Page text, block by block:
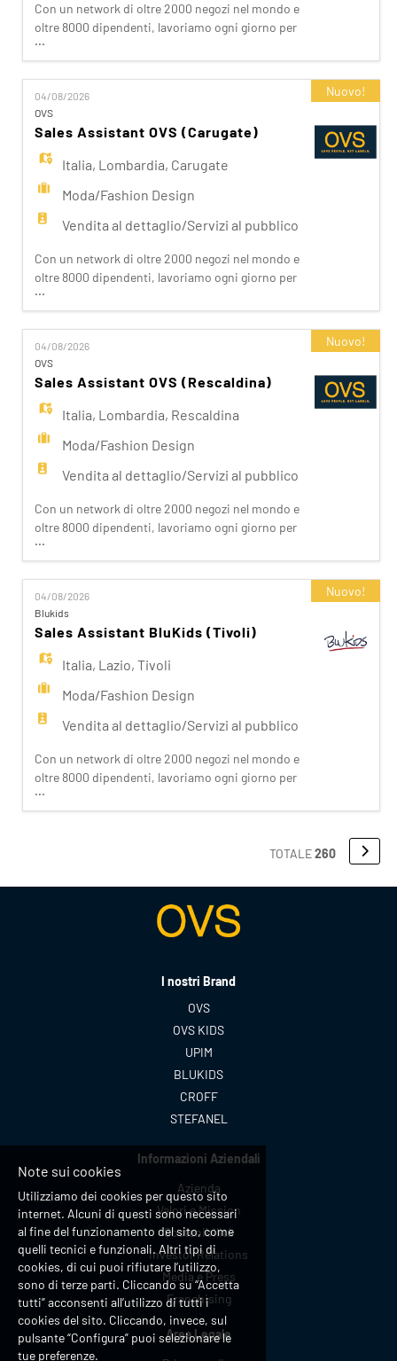
Con un network di oltre 2000 negozi nel mondo e
oltre 8000 dipendenti, lavoriamo ogni giorno per
realizzare la nostra mission di rendere il bello
accessibile a tutti. Facciamo la differenza per i
nostri clienti attraverso i brand del nostro gruppo:
OVS, OVS Kids, UPIM, Blukids, Croff, Les Copains,
Shaka, Goldenpoint, Stefanel. Ogni giorno
prepariam
...
04/08/2026
OVS
Sales Assistant OVS (Carugate)
Italia, Lombardia, Carugate
Moda/Fashion Design
Vendita al dettaglio/Servizi al pubblico
Con un network di oltre 2000 negozi nel mondo e
oltre 8000 dipendenti, lavoriamo ogni giorno per
realizzare la nostra mission di rendere il bello
accessibile a tutti. Facciamo la differenza per i
nostri clienti attraverso i brand del nostro gruppo:
OVS, OVS Kids, UPIM, Blukids, Croff, Les Copains,
Shaka, Goldenpoint, Stefanel. Ogni giorno
prepariam
...
Nuovo!
04/08/2026
OVS
Sales Assistant OVS (Rescaldina)
Italia, Lombardia, Rescaldina
Moda/Fashion Design
Vendita al dettaglio/Servizi al pubblico
Con un network di oltre 2000 negozi nel mondo e
oltre 8000 dipendenti, lavoriamo ogni giorno per
realizzare la nostra mission di rendere il bello
accessibile a tutti. Facciamo la differenza per i
nostri clienti attraverso i brand del nostro gruppo:
OVS, OVS Kids, UPIM, Blukids, Croff, Les Copains,
Shaka, Goldenpoint, Stefanel. Ogni giorno
prepariam
...
Nuovo!
04/08/2026
Blukids
Sales Assistant BluKids (Tivoli)
Italia, Lazio,Tivoli
Moda/Fashion Design
Vendita al dettaglio/Servizi al pubblico
Con un network di oltre 2000 negozi nel mondo e
oltre 8000 dipendenti, lavoriamo ogni giorno per
realizzare la nostra mission di rendere il bello
accessibile a tutti. Facciamo la differenza per i
OVS, OVS Kids, UPIM, Blukids, Croff, Les Copains,
prepariam
...
Nuovo!
TOTALE260
I nostri Brand
OVS
OVS KIDS
UPIM
BLUKIDS
CROFF
STEFANEL
Informazioni Aziendali
Azienda
Valori e Mission
Sostenibilità
Investor Relations
Media e Press
Franchising
Area Legale
Note sui cookies
Utilizziamo dei cookies per questo sito
internet. Alcuni di questi sono necessari
al fine del funzionamento del sito, come
quelli tecnici e funzionali. Altri tipi di
cookies, di cui puoi rifiutare l’utilizzo,
sono di terze parti. Cliccando su “Accetta
tutti” acconsenti all’utilizzo di tutti i
cookies del sito. Cliccando, invece, sul
pulsante “Configura” puoi selezionare le
tue preferenze.